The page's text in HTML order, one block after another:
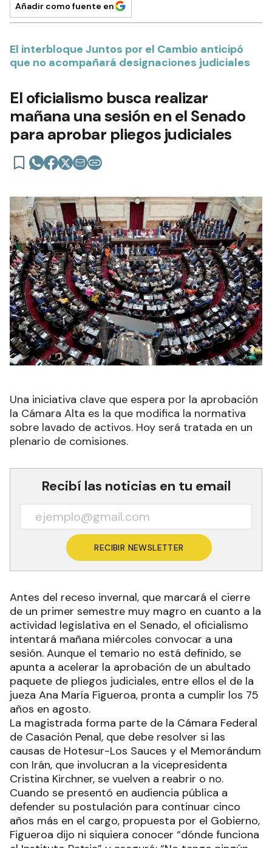
Añadir como fuente en
El interbloque Juntos por el Cambio anticipó
que no acompañará designaciones judiciales
El oficialismo busca realizar
mañana una sesión en el Senado
para aprobar pliegos judiciales
Una iniciativa clave que espera por la aprobación
la Cámara Alta es la que modifica la normativa
sobre lavado de activos. Hoy será tratada en un
plenario de comisiones.
Recibí las noticias en tu email
RECIBIR NEWSLETTER
Antes del receso invernal, que marcará el cierre
de un primer semestre muy magro en cuanto a la
actividad legislativa en el Senado, el oficialismo
intentará mañana miércoles convocar a una
sesión. Aunque el temario no está definido, se
apunta a acelerar la aprobación de un abultado
paquete de pliegos judiciales, entre ellos el de la
jueza Ana María Figueroa, pronta a cumplir los 75
años en agosto.
La magistrada forma parte de la Cámara Federal
de Casación Penal, que debe resolver si las
causas de Hotesur-Los Sauces y el Memorándum
con Irán, que involucran a la vicepresidenta
Cristina Kirchner, se vuelven a reabrir o no.
Cuando se presentó en audiencia pública a
defender su postulación para continuar cinco
años más en el cargo, propuesta por el Gobierno,
Figueroa dijo ni siquiera conocer “dónde funciona